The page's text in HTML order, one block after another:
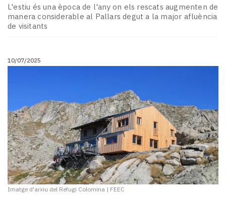
L'estiu és una època de l'any on els rescats augmenten de
manera considerable al Pallars degut a la major afluència
de visitants
10/07/2025
Imatge d'arxiu del Refugi Colomina | FEEC